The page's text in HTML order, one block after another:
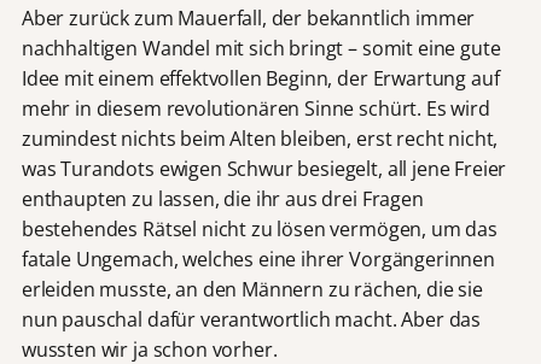
Aber zurück zum Mauerfall, der bekanntlich immer
nachhaltigen Wandel mit sich bringt – somit eine gute
Idee mit einem effektvollen Beginn, der Erwartung auf
mehr in diesem revolutionären Sinne schürt. Es wird
zumindest nichts beim Alten bleiben, erst recht nicht,
was Turandots ewigen Schwur besiegelt, all jene Freier
enthaupten zu lassen, die ihr aus drei Fragen
bestehendes Rätsel nicht zu lösen vermögen, um das
fatale Ungemach, welches eine ihrer Vorgängerinnen
erleiden musste, an den Männern zu rächen, die sie
nun pauschal dafür verantwortlich macht. Aber das
wussten wir ja schon vorher.